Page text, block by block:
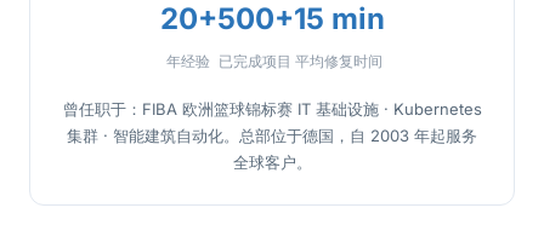
20+
年经验
500+
已完成项目
15 min
平均修复时间
曾任职于：FIBA 欧洲篮球锦标赛 IT 基础设施 · Kubernetes
集群 · 智能建筑自动化。总部位于德国，自 2003 年起服务
全球客户。